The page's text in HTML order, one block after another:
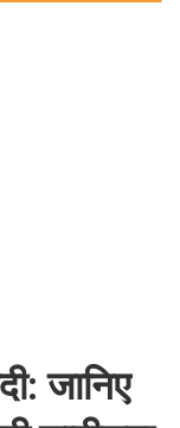
जानिए